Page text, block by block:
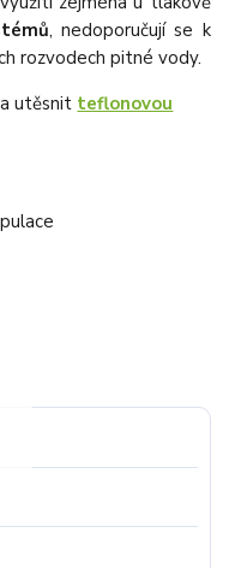
, nedoporučují se k
rozvodech pitné vody.
utěsnit teflonovou